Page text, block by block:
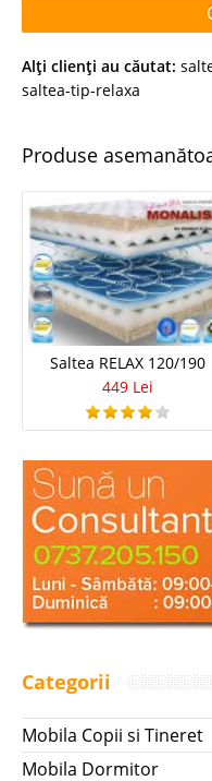
Alţi clienţi au căutat:
saltea-tip-relaxa
Produse
Saltea RELAX 120/190
449 Lei
Categorii
Mobila Copii si Tineret
Mobila Dormitor